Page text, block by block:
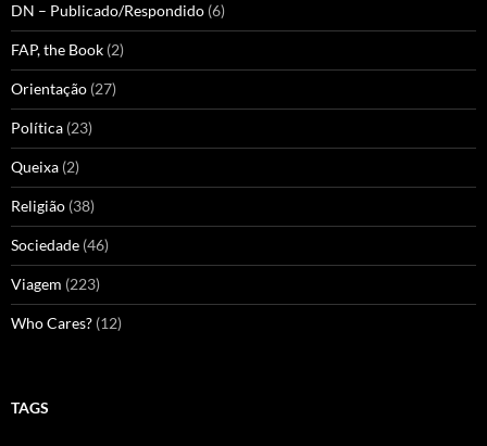
DN – Publicado/Respondido (6)
FAP, the Book (2)
Orientação (27)
Política (23)
Queixa (2)
Religião (38)
Sociedade (46)
Viagem (223)
Who Cares? (12)
TAGS